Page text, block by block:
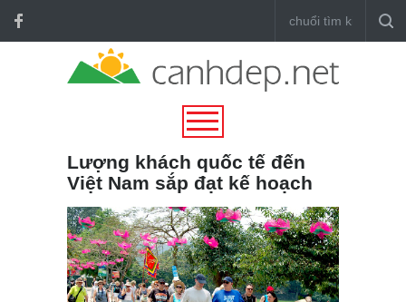
Lượng khách quốc tế đến
Việt Nam sắp đạt kế hoạch